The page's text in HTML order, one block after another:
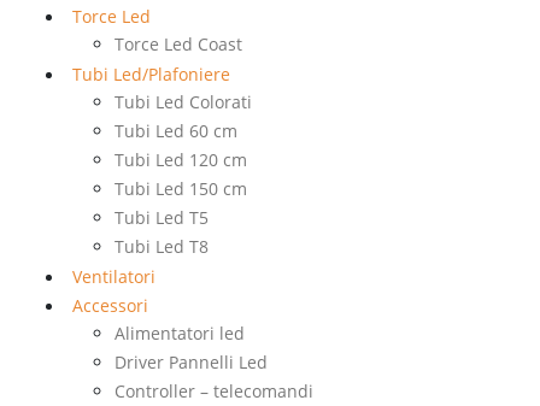
Torce Led
Torce Led Coast
Tubi Led/Plafoniere
Tubi Led Colorati
Tubi Led 60 cm
Tubi Led 120 cm
Tubi Led 150 cm
Tubi Led T5
Tubi Led T8
Ventilatori
Accessori
Alimentatori led
Driver Pannelli Led
Controller – telecomandi